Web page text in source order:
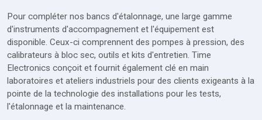
Pour compléter nos bancs d'étalonnage, une large gamme
d'instruments d'accompagnement et l'équipement est
disponible. Ceux-ci comprennent des pompes à pression, des
calibrateurs à bloc sec, outils et kits d'entretien. Time
Electronics conçoit et fournit également clé en main
laboratoires et ateliers industriels pour des clients exigeants à la
pointe de la technologie des installations pour les tests,
l'étalonnage et la maintenance.